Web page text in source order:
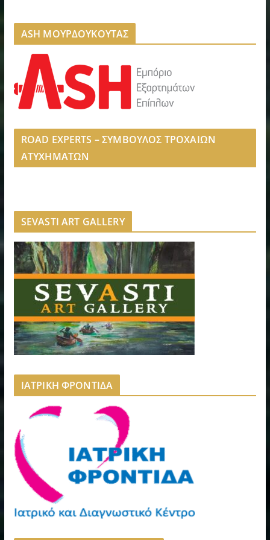
ASH ΜΟΥΡΔΟΥΚΟΥΤΑΣ
ROAD EXPERTS – ΣΥΜΒΟΥΛΟΣ ΤΡΟΧΑΙΩΝ
ΑΤΥΧΗΜΑΤΩΝ
SEVASTI ART GALLERY
ΙΑΤΡΙΚΗ ΦΡΟΝΤΙΔΑ